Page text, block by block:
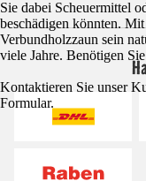
Sie dabei Scheuermittel
beschädigen könnten.
Verbundholzzaun sein
viele Jahre. Benötigen
Kontaktieren Sie unser
Formular.